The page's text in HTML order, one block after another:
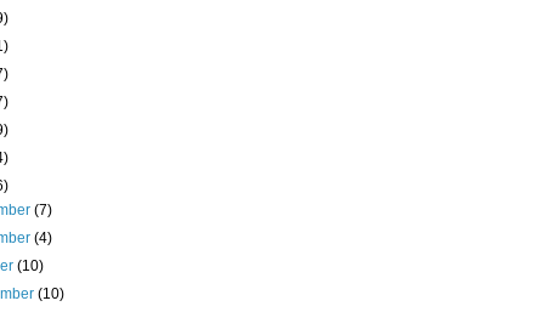
(7)
(4)
(10)
(10)